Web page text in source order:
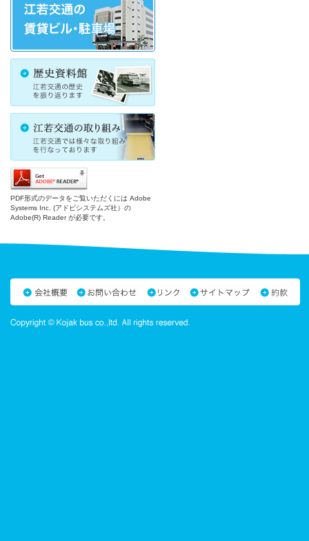
PDF形式のデータをご覧いただくには Adobe
Systems Inc. (アドビシステムズ社）の
Adobe(R) Reader が必要です。